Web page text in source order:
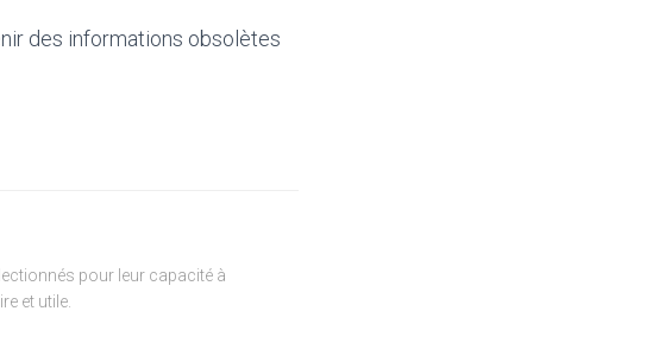
des informations obsolètes
pour leur capacité à
et utile.